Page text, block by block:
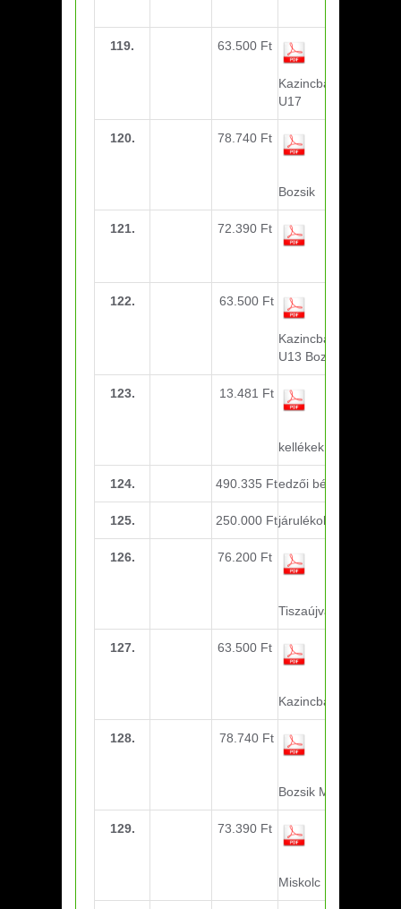
119. 63.500 Ft
Kazincbarcika U21-
U17
120. 78.740 Ft
Bozsik
121. 72.390 Ft
122. 63.500 Ft
Kazincbarcika U11-
U13 Bozsik
123. 13.481 Ft
kellékek
124. 490.335 Ftedzői bérek-Október
125. 250.000 Ftjárulékok-Október
126. 76.200 Ft
Tiszaújváros
127. 63.500 Ft
Kazincbarcika
128. 78.740 Ft
Bozsik Miskolc
129. 73.390 Ft
Miskolc DVTK